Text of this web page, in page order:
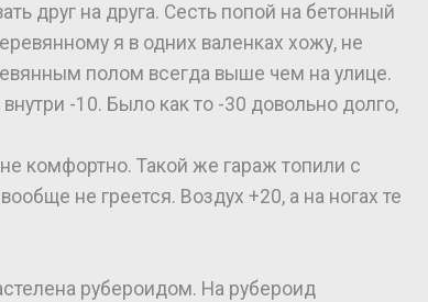
друг на друга. Сесть попой на бетонный
я в одних валенках хожу, не
полом всегда выше чем на улице.
-10. Было как то -30 довольно долго,
комфортно. Такой же гараж топили с
не греется. Воздух +20, а на ногах те
рубероидом. На рубероид